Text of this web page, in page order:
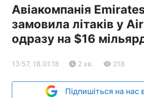
Авіакомпанія
замовила літаків у
одразу на $16
13:57, 18.01.18 2 хв. 218
Підпишіться на нас